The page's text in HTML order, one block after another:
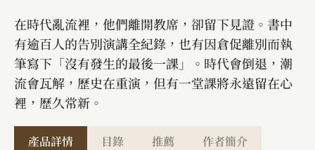
在時代亂流裡，他們離開教席，卻留下見證。書中
有逾百人的告別演講全紀錄，也有因倉促離別而執
筆寫下「沒有發生的最後一課」。時代會倒退，潮
流會瓦解，歷史在重演，但有一堂課將永遠留在心
裡，歷久常新。
產品詳情 目錄 推薦 作者簡介